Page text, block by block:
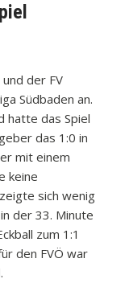
der FV
Südbaden an.
hatte das Spiel
das 1:0 in
mit einem
keine
sich wenig
der 33. Minute
zum 1:1
den FVÖ war